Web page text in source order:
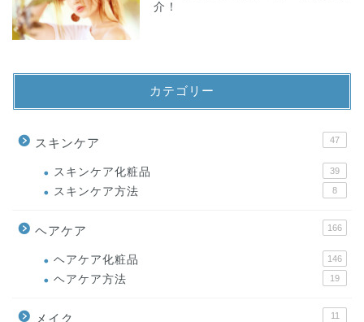
介！
カテゴリー
スキンケア 47
スキンケア化粧品 39
スキンケア方法 8
ヘアケア 166
ヘアケア化粧品 146
ヘアケア方法 19
メイク 11